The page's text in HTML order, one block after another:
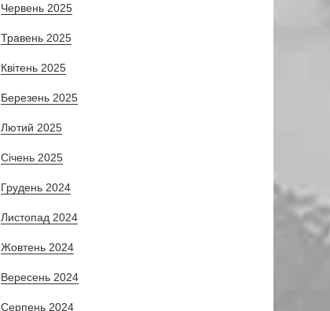
Червень 2025
Травень 2025
Квітень 2025
Березень 2025
Лютий 2025
Січень 2025
Грудень 2024
Листопад 2024
Жовтень 2024
Вересень 2024
Серпень 2024